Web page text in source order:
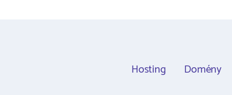
Hosting Domény